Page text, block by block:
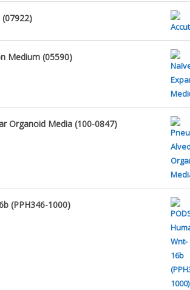
(07922)
Medium (05590)
Organoid Media (100-0847)
(PPH346-1000)